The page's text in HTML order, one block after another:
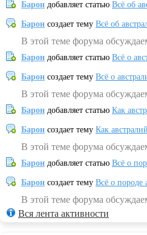
Барон добавляет статью Всё об
Барон создает тему Всё об
В этой теме форума
Барон добавляет статью Всё о
Барон создает тему Всё о
В этой теме форума
Барон добавляет статью Как
Барон создает тему Как
В этой теме форума
Барон добавляет статью Всё о
Барон создает тему Всё о породе
В этой теме форума
Вся лента активности